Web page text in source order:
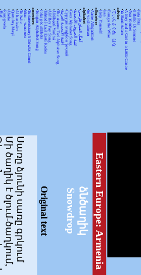
•
Pata Pata
•
Il Ballo Di Simone
•
Awa Yombei
•
A Boy and a Girl in a Little Canoe
•
Ya Bani Adam
advice
•
てぃんさぐぬ はな
•
Bunga the Wise
•
Issa
•
Help Yourself
alligators
•
Aarne Alligaattori
•
Se va el caiman
alphabet
•
آهنگ الفبای فارسی
•
غنية الحروف الأبجدية
•
Geez Alphabet Song
•
Суруди алифбои тоҷикӣ
•
أغنية الأبجدية العربية
•
The Asante Twi Alphabet Song
•
Álífábẹ́ẹ̀tì Yorùbá
•
Alif Bay Pay Song
•
Tähtede Laul Eesti Keeles
•
Joka pēc alfabēts
•
Tongan Alphabet Song
ancestors
•
Turkmenistanyň Döwlet Gimni
•
Мен – тыва мен
•
Te Iwi e
•
Al hanissim
•
Qurtuluş Marşi
•
Abebe
•
Rorogwela
Eastern Europe: Armenia
ձնծաղիկ
Snowdrop
Original text
Սառը ձյունի սառը գրկում
Մի ծաղիկ է ծլում-ծաղկում,